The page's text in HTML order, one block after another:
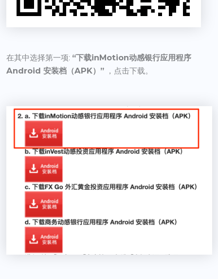
在其中选择第一项: “下载inMotion动感银行应用程序
Android 安装档（APK）”，点击下载。